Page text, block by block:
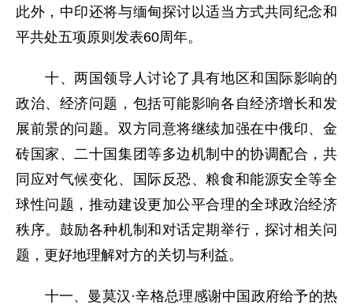
此外，中印还将与缅甸探讨以适当方式共同纪念和
平共处五项原则发表60周年。
十、两国领导人讨论了具有地区和国际影响的
政治、经济问题，包括可能影响各自经济增长和发
展前景的问题。双方同意将继续加强在中俄印、金
砖国家、二十国集团等多边机制中的协调配合，共
同应对气候变化、国际反恐、粮食和能源安全等全
球性问题，推动建设更加公平合理的全球政治经济
秩序。鼓励各种机制和对话定期举行，探讨相关问
题，更好地理解对方的关切与利益。
十一、曼莫汉·辛格总理感谢中国政府给予的热